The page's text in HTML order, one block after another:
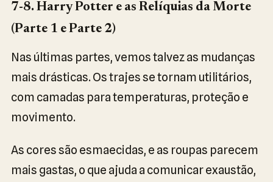
7-8. Harry Potter e as Relíquias da Morte
(Parte 1 e Parte 2)
Nas últimas partes, vemos talvez as mudanças
mais drásticas. Os trajes se tornam utilitários,
com camadas para temperaturas, proteção e
movimento.
As cores são esmaecidas, e as roupas parecem
mais gastas, o que ajuda a comunicar exaustão,